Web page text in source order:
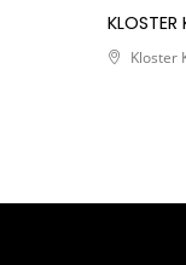
KLOSTER
Kloster